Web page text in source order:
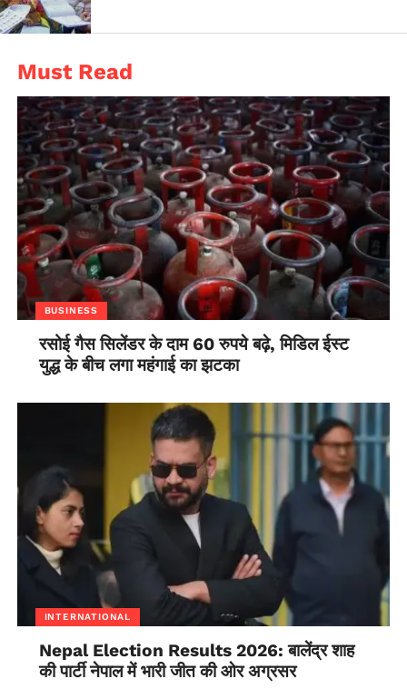
Must Read
BUSINESS
रसोई गैस सिलेंडर के दाम 60 रुपये बढ़े, मिडिल ईस्ट
युद्ध के बीच लगा महंगाई का झटका
INTERNATIONAL
Nepal Election Results 2026: बालेंद्र शाह
की पार्टी नेपाल में भारी जीत की ओर अग्रसर